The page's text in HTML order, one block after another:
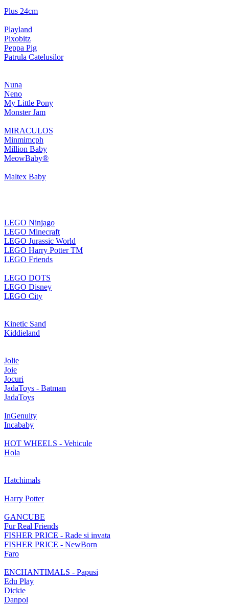
Plus 24cm
Playland
Pixobitz
Peppa Pig
Patrula Catelusilor
Nuna
Neno
My Little Pony
Monster Jam
MIRACULOS
Minmimcph
Million Baby
MeowBaby®
Maltex Baby
LEGO Ninjago
LEGO Minecraft
LEGO Jurassic World
LEGO Harry Potter TM
LEGO Friends
LEGO DOTS
LEGO Disney
LEGO City
Kinetic Sand
Kiddieland
Jolie
Joie
Jocuri
JadaToys - Batman
JadaToys
InGenuity
Incababy
HOT WHEELS - Vehicule
Hola
Hatchimals
Harry Potter
GANCUBE
Fur Real Friends
FISHER PRICE - Rade si invata
FISHER PRICE - NewBorn
Faro
ENCHANTIMALS - Papusi
Edu Play
Dickie
Danpol